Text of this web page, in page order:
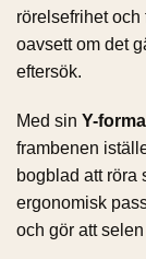
rörelsefrihet
oavsett om det
eftersök.
Med sin Y-
frambenen
bogblad att röra
ergonomisk
och gör att